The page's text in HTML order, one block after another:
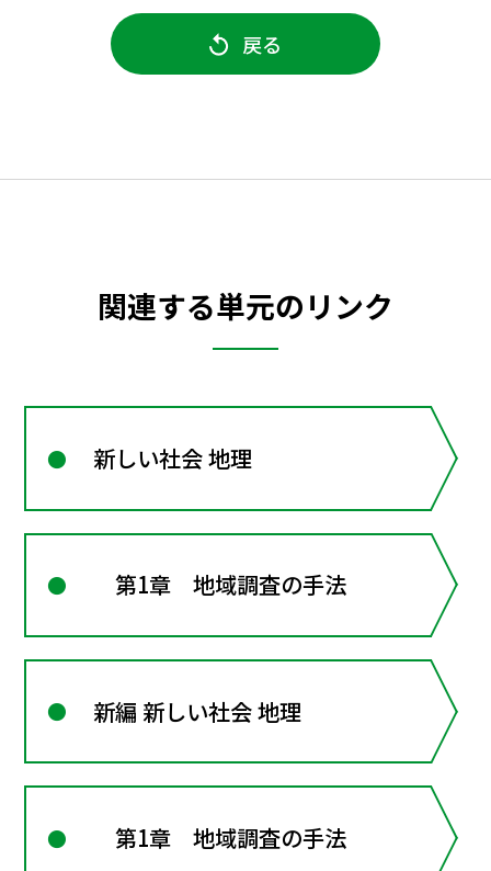
戻る
関連する単元のリンク
新しい社会 地理
第1章 地域調査の手法
新編 新しい社会 地理
第1章 地域調査の手法